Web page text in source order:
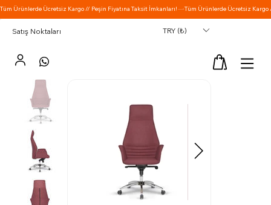
TRY (₺)
Satış Noktaları